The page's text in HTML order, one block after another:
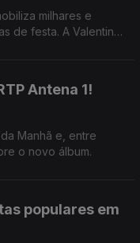
milhares e
de festa. A Valentina
Antena 1!
Manhã e, entre
o novo álbum.
populares em